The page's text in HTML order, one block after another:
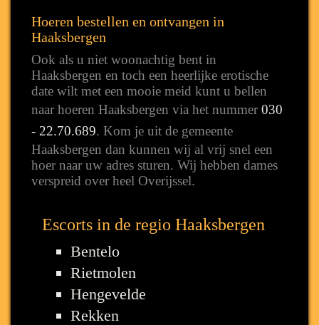
Hoeren bestellen en ontvangen in
Haaksbergen
Ook als u niet woonachtig bent in
Haaksbergen en toch een heerlijke erotische
date wilt met een mooie meid kunt u bellen
naar hoeren Haaksbergen via het nummer 030
- 22.70.689. Kom je uit de gemeente
Haaksbergen dan kunnen wij al vrij snel een
hoer naar uw adres sturen. Wij hebben dames
verspreid over heel Overijssel.
Escorts in de regio Haaksbergen
Bentelo
Rietmolen
Hengevelde
Rekken